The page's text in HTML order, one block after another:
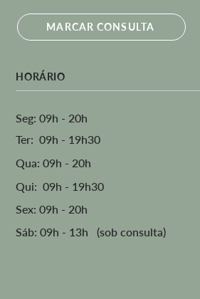
MARCAR CONSULTA
HORÁRIO
Seg: 09h - 20h
Ter: 09h - 19h30
Qua: 09h - 20h
Qui: 09h - 19h30
Sex: 09h - 20h
Sáb: 09h - 13h (sob consulta)